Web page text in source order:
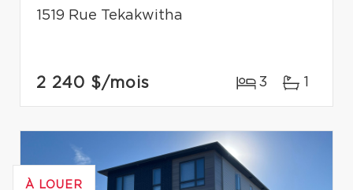
1519 Rue Tekakwitha
2 240 $/mois 3 1
À LOUER